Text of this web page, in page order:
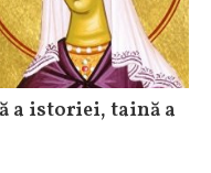
a istoriei, taină a